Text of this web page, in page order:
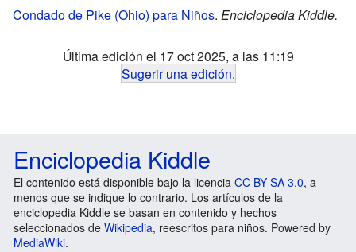
Condado de Pike (Ohio) para Niños. Enciclopedia Kiddle.
Última edición el 17 oct 2025, a las 11:19
Sugerir una edición.
Enciclopedia Kiddle
El contenido está disponible bajo la licencia CC BY-SA 3.0, a
menos que se indique lo contrario. Los artículos de la
enciclopedia Kiddle se basan en contenido y hechos
seleccionados de Wikipedia, reescritos para niños. Powered by
MediaWiki.